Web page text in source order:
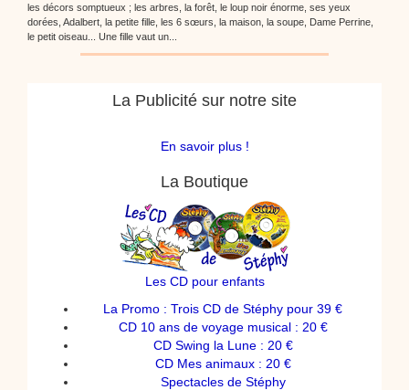
les décors somptueux ; les arbres, la forêt, le loup noir énorme, ses yeux
dorées, Adalbert, la petite fille, les 6 sœurs, la maison, la soupe, Dame Perrine,
le petit oiseau... Une fille vaut un...
La Publicité sur notre site
En savoir plus !
La Boutique
Les CD pour enfants
La Promo : Trois CD de Stéphy pour 39 €
CD 10 ans de voyage musical : 20 €
CD Swing la Lune : 20 €
CD Mes animaux : 20 €
Spectacles de Stéphy